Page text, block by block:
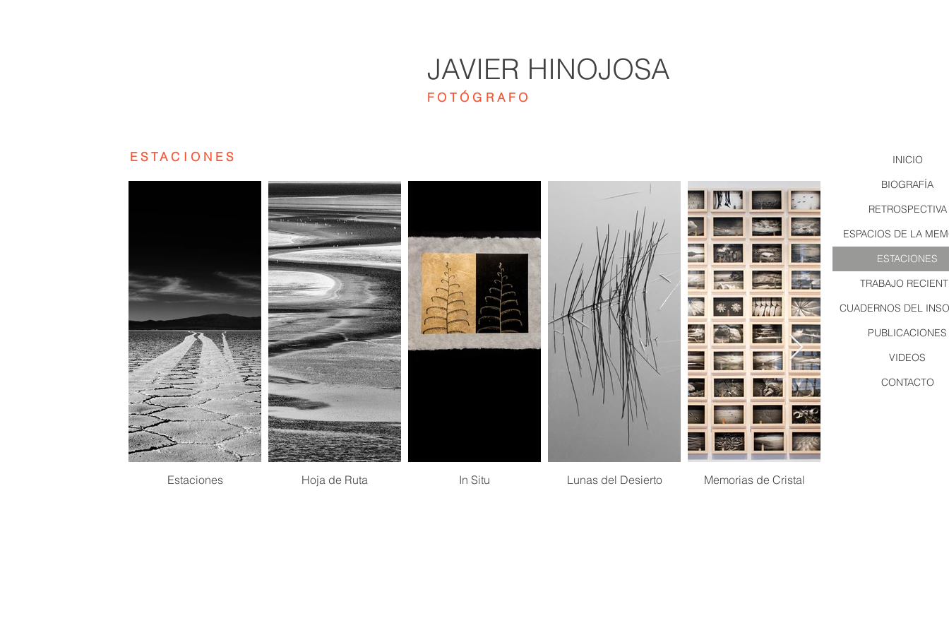
JAVIER HINOJOSA
FOTÓGRAFO
ESTACIONES
Estaciones Hoja de Ruta In Situ Lunas del Desierto Memorias de Cristal
INICIO
BIOGRAFÍA
RETROSPECTIVA
ESPACIOS DE LA
ESTACIONES
TRABAJO
CUADERNOS DEL
PUBLICACIONES
VIDEOS
CONTACTO